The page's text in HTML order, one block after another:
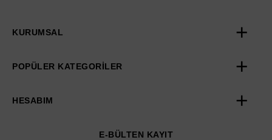
KURUMSAL
POPÜLER KATEGORİLER
HESABIM
E-BÜLTEN KAYIT